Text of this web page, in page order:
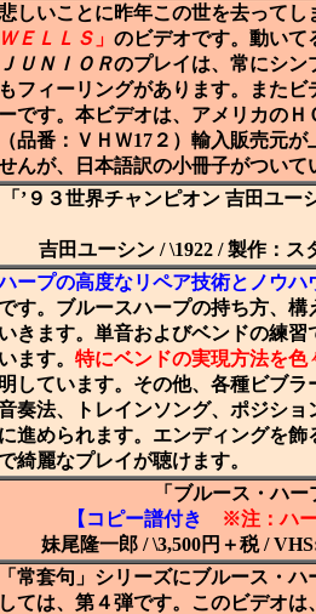
しいことに昨年この世を去ってし
ＷＥＬＬＳ 」 のビデオです。動いて
ＪＵＮＩＯＲのプレイは、常にシン
もフィーリングがあります。また
ーです。本ビデオは、アメリカの
（品番：ＶＨＷ17２）輸入販売元
んが、日本語訳の小冊子がついて
「’９３世界チャンピオン 吉田ユ
吉田ユーシン / \1922 / 製作：
ープの高度なリペア技術とノウハ
す。ブルースハープの持ち方、
いきます。単音およびベンドの練習
います。 特にベンドの実現方法を
明しています。その他、各種ビブ
奏法、トレインソング、ポジシ
に進められます。エンディングを
綺麗なプレイが聴けます。
「ブルース・ハ
【 コピー譜付き
※注：ハ
妹尾隆一郎 / \3,500円＋税 /
「常套句」シリーズにブルース・
しては、第４弾です。このビデオは